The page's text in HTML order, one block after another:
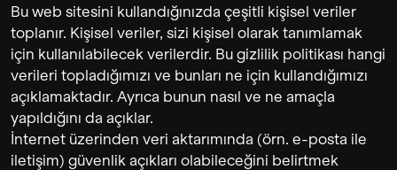
Bu web sitesini kullandığınızda çeşitli kişisel veriler
toplanır. Kişisel veriler, sizi kişisel olarak tanımlamak
için kullanılabilecek verilerdir. Bu gizlilik politikası hangi
verileri topladığımızı ve bunları ne için kullandığımızı
açıklamaktadır. Ayrıca bunun nasıl ve ne amaçla
yapıldığını da açıklar.
İnternet üzerinden veri aktarımında (örn. e-posta ile
iletişim) güvenlik açıkları olabileceğini belirtmek